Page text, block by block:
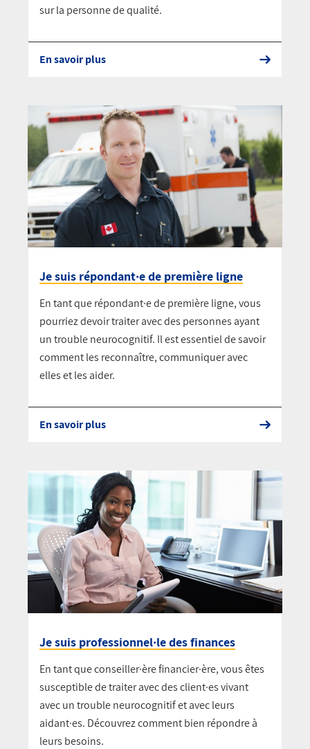
sur la personne de qualité.
En savoir plus
Je suis répondant·e de première ligne
En tant que répondant·e de première ligne, vous
pourriez devoir traiter avec des personnes ayant
un trouble neurocognitif. Il est essentiel de savoir
comment les reconnaître, communiquer avec
elles et les aider.
En savoir plus
Je suis professionnel·le des finances
En tant que conseiller·ère financier·ère, vous êtes
susceptible de traiter avec des client·es vivant
avec un trouble neurocognitif et avec leurs
aidant·es. Découvrez comment bien répondre à
leurs besoins.